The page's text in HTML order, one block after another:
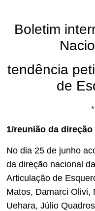
Boletim
tendência
de
1/reunião da
No dia 25 de junho
da direção nacional
Articulação de
Matos, Damarci Olivi,
Uehara, Júlio